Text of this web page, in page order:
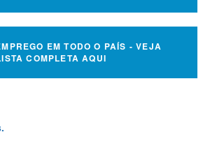
EM TODO O PAÍS - VEJA
COMPLETA AQUI